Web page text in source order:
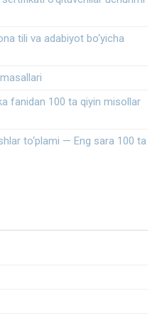
tili va adabiyot bo‘yicha
fanidan 100 ta qiyin misollar
to‘plami — Eng sara 100 ta